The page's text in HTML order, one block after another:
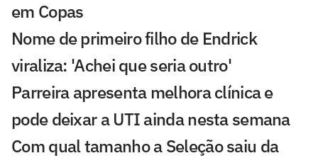
em Copas
Nome de primeiro filho de Endrick
viraliza: 'Achei que seria outro'
Parreira apresenta melhora clínica e
pode deixar a UTI ainda nesta semana
Com qual tamanho a Seleção saiu da